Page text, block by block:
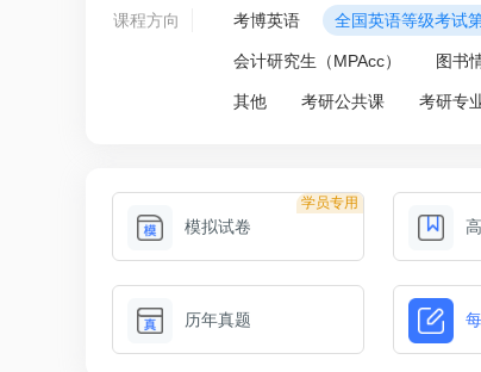
课程方向 考博英语 全国英语等级考试
会计研究生（MPAcc） 图书
其他 考研公共课 考研专
学员专用
模拟试卷
历年真题